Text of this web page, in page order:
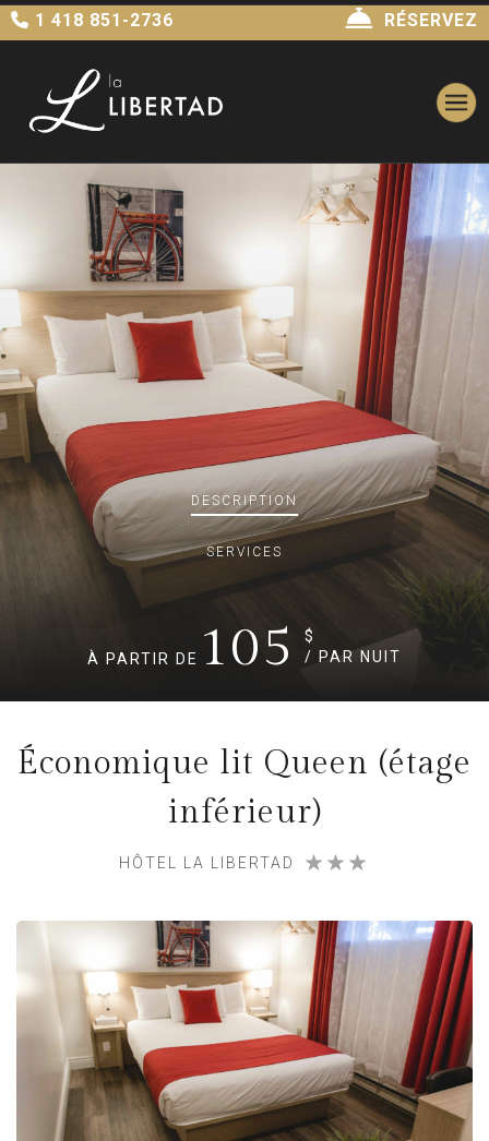
1 418 851-2736 RÉSERVEZ
DESCRIPTION
SERVICES
À PARTIR DE 105
$
/ PAR NUIT
Économique lit Queen (étage
inférieur)
HÔTEL LA LIBERTAD